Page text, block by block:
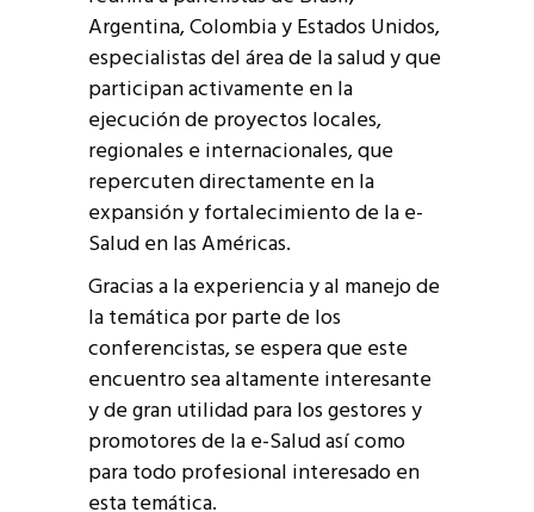
Argentina, Colombia y Estados Unidos,
especialistas del área de la salud y que
participan activamente en la
ejecución de proyectos locales,
regionales e internacionales, que
repercuten directamente en la
expansión y fortalecimiento de la e-
Salud en las Américas.
Gracias a la experiencia y al manejo de
la temática por parte de los
conferencistas, se espera que este
encuentro sea altamente interesante
y de gran utilidad para los gestores y
promotores de la e-Salud así como
para todo profesional interesado en
esta temática.